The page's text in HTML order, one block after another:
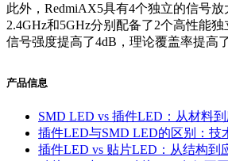
此外，RedmiAX5具有4个独立的信号放
2.4GHz和5GHz分别配备了2个高性能独
信号强度提高了4dB，理论覆盖率提高了
产品信息
SMD LED vs 插件LED：从材料
插件LED与SMD LED的区别：技
插件LED vs 贴片LED：从结构到